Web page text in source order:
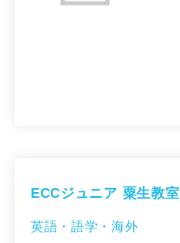
ECCジュニア 粟生教室
英語・語学・海外